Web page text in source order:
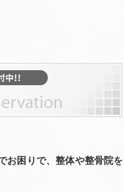
困りで、整体や整骨院